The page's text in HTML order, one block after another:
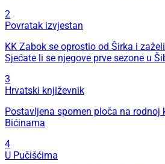
2
Povratak izvjestan
KK Zabok se oprostio od Širka i
Sjećate li se njegove prve sezone u
3
Hrvatski književnik
Postavljena spomen ploča na rodnoj
Bićinama
4
U Pučišćima